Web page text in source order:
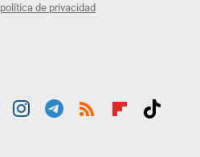
política de privacidad